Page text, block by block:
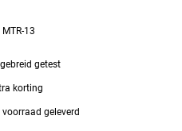
13
getest
korting
voorraad geleverd